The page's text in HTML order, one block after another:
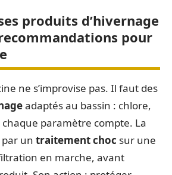
produits d’hivernage
pour
ne s’improvise pas. Il faut des
adaptés au bassin : chlore,
paramètre compte. La
un traitement choc sur une
en marche, avant